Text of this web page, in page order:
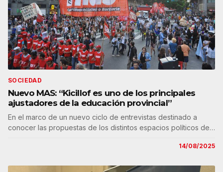
SOCIEDAD
Nuevo MAS: “Kicillof es uno de los principales
ajustadores de la educación provincial”
En el marco de un nuevo ciclo de entrevistas destinado a
conocer las propuestas de los distintos espacios políticos de…
14/08/2025